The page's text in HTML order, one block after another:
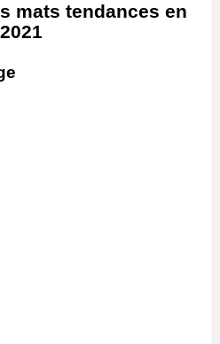
mats tendances en
2021